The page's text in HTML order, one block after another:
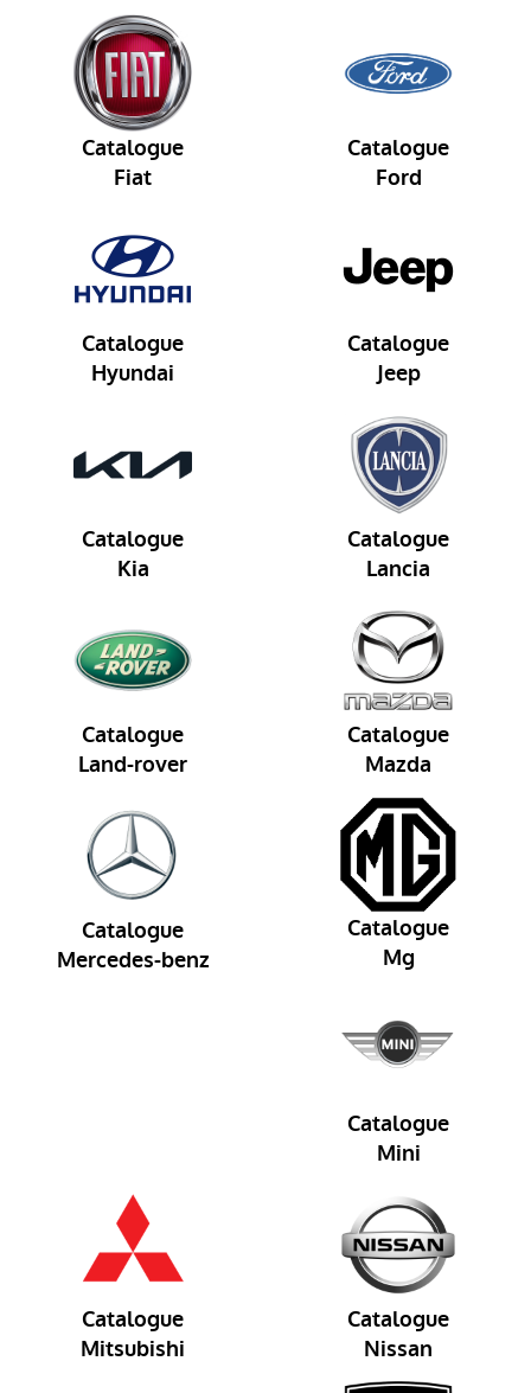
Catalogue
Fiat
Catalogue
Ford
Catalogue
Hyundai
Catalogue
Jeep
Catalogue
Kia
Catalogue
Lancia
Catalogue
Land-rover
Catalogue
Mazda
Catalogue
Mercedes-benz
Catalogue
Mg
Catalogue
Mini
Catalogue
Mitsubishi
Catalogue
Nissan